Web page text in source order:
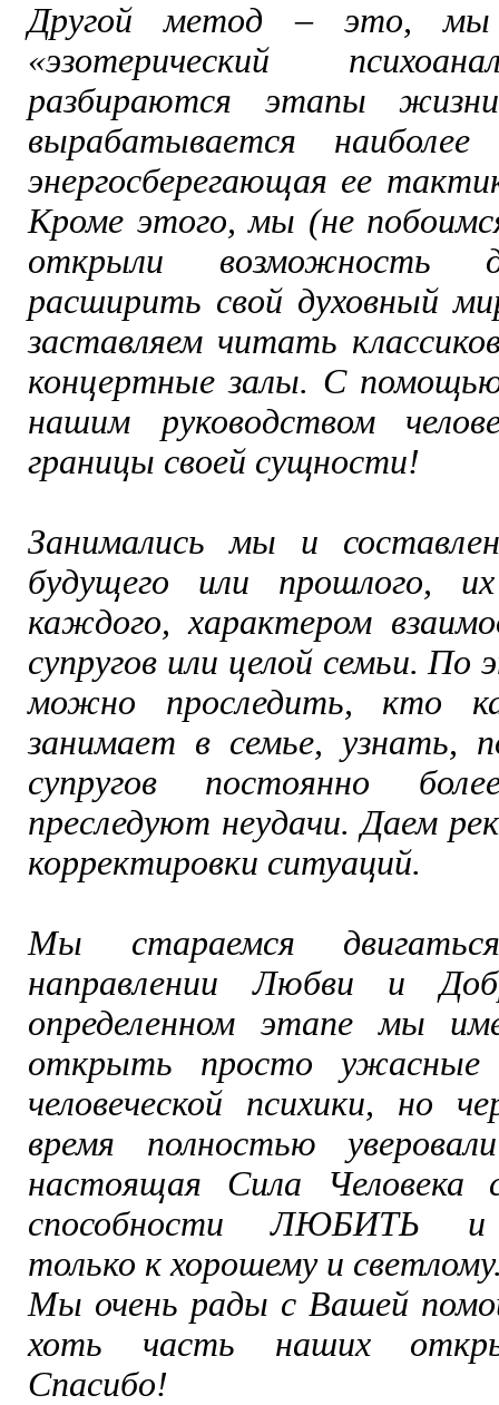
Другой метод – это, мы
«эзотерический
разбираются этапы
вырабатывается наиболее
энергосберегающая ее
Кроме этого, мы (не
открыли возможность
расширить свой духовный
заставляем читать
концертные залы. С
нашим руководством
границы своей сущности!
Занимались мы и
будущего или прошлого,
каждого, характером
супругов или целой семьи.
можно проследить, кто
занимает в семье, узнать,
супругов постоянно
преследуют неудачи. Даем
корректировки ситуаций.
Мы стараемся
направлении Любви и
определенном этапе мы
открыть просто ужасные
человеческой психики, но
время полностью
настоящая Сила Человека
способности ЛЮБИТЬ и
только к хорошему и
Мы очень рады с Вашей
хоть часть наших
Спасибо!